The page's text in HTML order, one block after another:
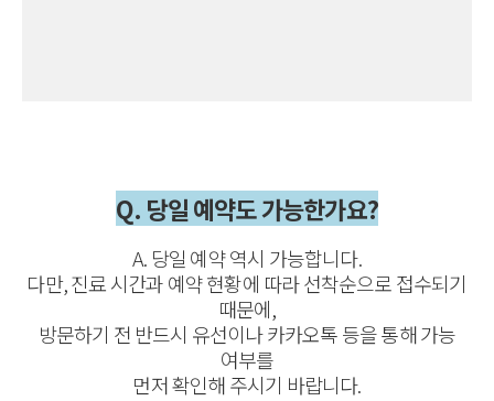
Q. 당일 예약도 가능한가요?
A. 당일 예약 역시 가능합니다.
다만, 진료 시간과 예약 현황에 따라 선착순으로 접수되기
때문에,
방문하기 전 반드시 유선이나 카카오톡 등을 통해 가능
여부를
먼저 확인해 주시기 바랍니다.